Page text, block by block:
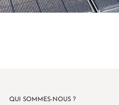
QUI SOMMES-NOUS ?